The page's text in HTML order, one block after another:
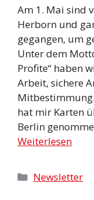
Am 1. Mai sind
Herborn und
gegangen, um
Unter dem
Profite“ haben
Arbeit, sichere
hat mir Karten
Berlin
Weiterlesen
Kategorien
Newsletter